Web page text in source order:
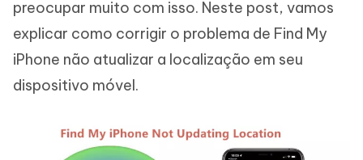
preocupar muito com isso. Neste post, vamos
explicar como corrigir o problema de Find My
iPhone não atualizar a localização em seu
dispositivo móvel.